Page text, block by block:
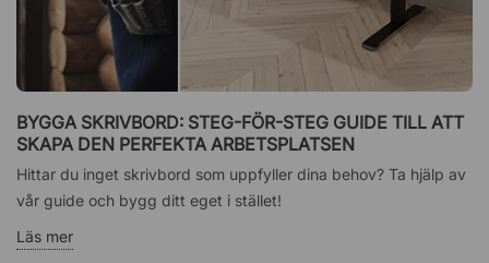
BYGGA SKRIVBORD: STEG-FÖR-STEG GUIDE TILL ATT
SKAPA DEN PERFEKTA ARBETSPLATSEN
Hittar du inget skrivbord som uppfyller dina behov? Ta hjälp av
vår guide och bygg ditt eget i stället!
Läs mer